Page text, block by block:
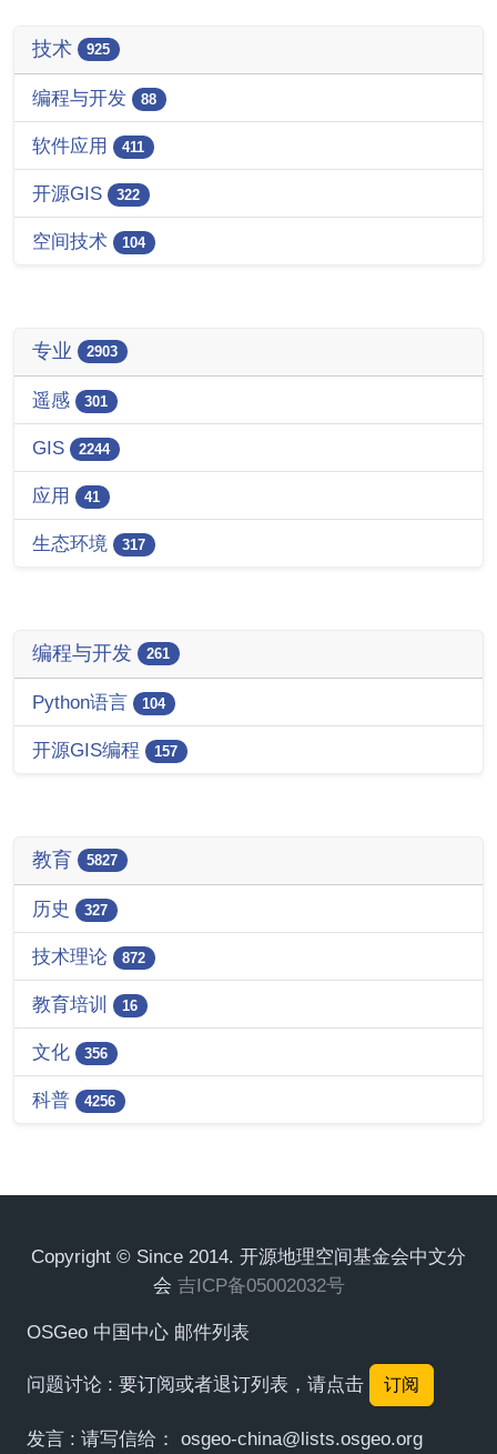
技术 925
编程与开发 88
软件应用 411
开源GIS 322
空间技术 104
专业 2903
遥感 301
GIS 2244
应用 41
生态环境 317
编程与开发 261
Python语言 104
开源GIS编程 157
教育 5827
历史 327
技术理论 872
教育培训 16
文化 356
科普 4256
Copyright © Since 2014. 开源地理空间基金会中文分
会 吉ICP备05002032号
OSGeo 中国中心 邮件列表
问题讨论 : 要订阅或者退订列表，请点击 订阅
发言 : 请写信给： osgeo-china@lists.osgeo.org